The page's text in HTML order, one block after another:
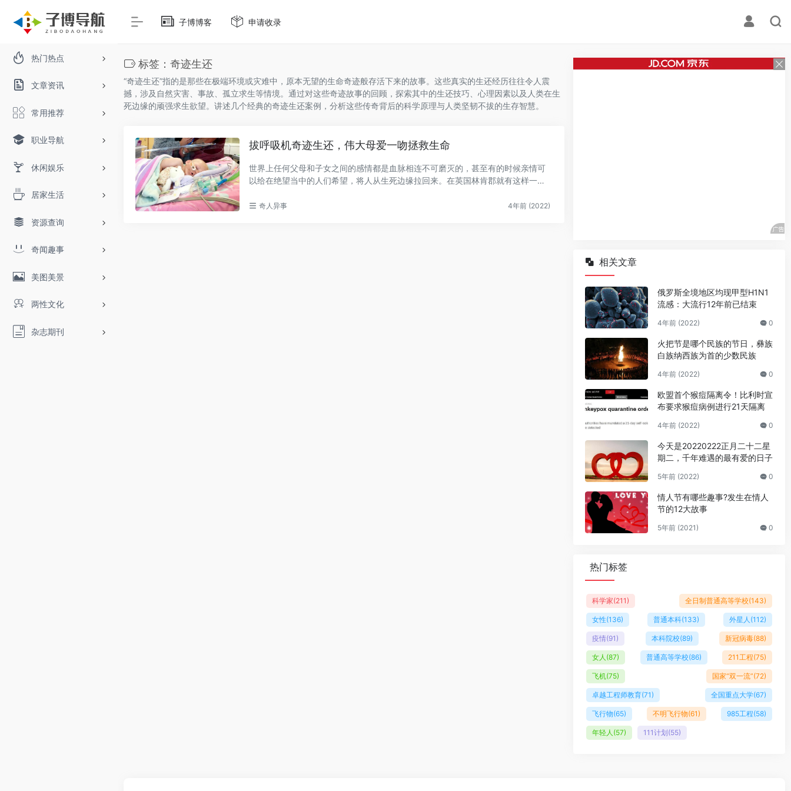
热门热点
文章资讯
常用推荐
职业导航
休闲娱乐
居家生活
资源查询
奇闻趣事
美图美景
两性文化
杂志期刊
子博博客 申请收录
标签：奇迹生还
“奇迹生还”指的是那些在极端环境或灾难中，原本无望的生命奇迹般存活下来的故事。这些真实的生还经历往往令人震
撼，涉及自然灾害、事故、孤立求生等情境。通过对这些奇迹故事的回顾，探索其中的生还技巧、心理因素以及人类在生
死边缘的顽强求生欲望。讲述几个经典的奇迹生还案例，分析这些传奇背后的科学原理与人类坚韧不拔的生存智慧。
拔呼吸机奇迹生还，伟大母爱一吻拯救生命
世界上任何父母和子女之间的感情都是血脉相连不可磨灭的，甚至有的时候亲情可
以给在绝望当中的人们希望，将人从生死边缘拉回来。在英国林肯郡就有这样一个
奇人异事 4年前 (2022)
相关文章
俄罗斯全境地区均现甲型H1N1
流感：大流行12年前已结束
4年前 (2022) 0
火把节是哪个民族的节日，彝族
白族纳西族为首的少数民族
4年前 (2022) 0
欧盟首个猴痘隔离令！比利时宣
布要求猴痘病例进行21天隔离
4年前 (2022) 0
今天是20220222正月二十二星
期二，千年难遇的最有爱的日子
5年前 (2022) 0
情人节有哪些趣事?发生在情人
节的12大故事
5年前 (2021) 0
热门标签
科学家(211) 全日制普通高等学校(143)
女性(136) 普通本科(133) 外星人 (112)
疫情(91) 本科院校(89) 新冠病毒(88)
女人 (87) 普通高等学校(86) 211工程(75)
飞机(75) 国家“双一流”(72)
卓越工程师教育(71) 全国重点大学(67)
飞行物(65) 不明飞行物(61) 985工程(58)
年轻人 (57) 111计划(55)